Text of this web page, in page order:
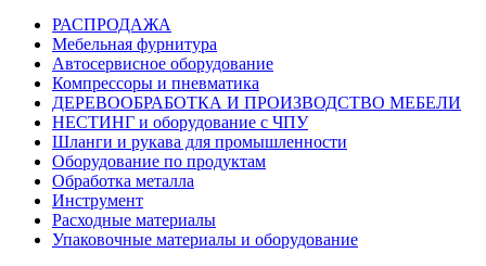
РАСПРОДАЖА
Мебельная фурнитура
Автосервисное оборудование
Компрессоры и пневматика
ДЕРЕВООБРАБОТКА И ПРОИЗВОДСТВО МЕБЕЛИ
НЕСТИНГ и оборудование с ЧПУ
Шланги и рукава для промышленности
Оборудование по продуктам
Обработка металла
Инструмент
Расходные материалы
Упаковочные материалы и оборудование